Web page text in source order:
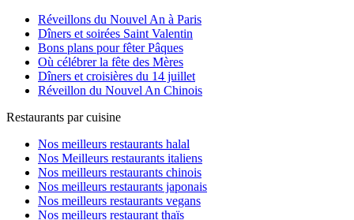
Réveillons du Nouvel An à Paris
Dîners et soirées Saint Valentin
Bons plans pour fêter Pâques
Où célébrer la fête des Mères
Dîners et croisières du 14 juillet
Réveillon du Nouvel An Chinois
Restaurants par cuisine
Nos meilleurs restaurants halal
Nos Meilleurs restaurants italiens
Nos meilleurs restaurants chinois
Nos meilleurs restaurants japonais
Nos meilleurs restaurants vegans
Nos meilleurs restaurant thaïs